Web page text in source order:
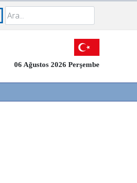
06 Ağustos 2026 Perşembe